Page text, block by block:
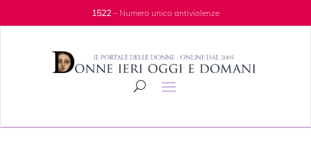
1522– Numero unico antiviolenze